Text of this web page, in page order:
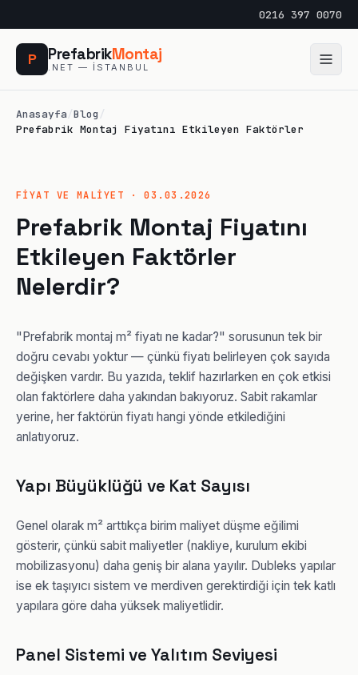
0216 397 0070
P PrefabrikMontaj
.NET — İSTANBUL
Anasayfa/Blog /
Prefabrik Montaj Fiyatını Etkileyen Faktörler
FİYAT VE MALİYET · 03.03.2026
Prefabrik Montaj Fiyatını
Etkileyen Faktörler
Nelerdir?
"Prefabrik montaj m² fiyatı ne kadar?" sorusunun tek bir
doğru cevabı yoktur — çünkü fiyatı belirleyen çok sayıda
değişken vardır. Bu yazıda, teklif hazırlarken en çok etkisi
olan faktörlere daha yakından bakıyoruz. Sabit rakamlar
yerine, her faktörün fiyatı hangi yönde etkilediğini
anlatıyoruz.
Yapı Büyüklüğü ve Kat Sayısı
Genel olarak m² arttıkça birim maliyet düşme eğilimi
gösterir, çünkü sabit maliyetler (nakliye, kurulum ekibi
mobilizasyonu) daha geniş bir alana yayılır. Dubleks yapılar
ise ek taşıyıcı sistem ve merdiven gerektirdiği için tek katlı
yapılara göre daha yüksek maliyetlidir.
Panel Sistemi ve Yalıtım Seviyesi